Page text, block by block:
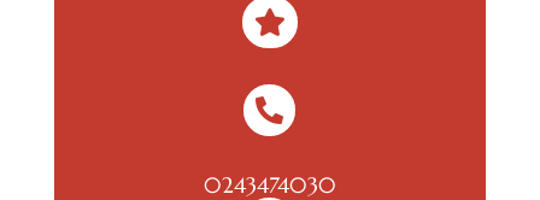


0243474030